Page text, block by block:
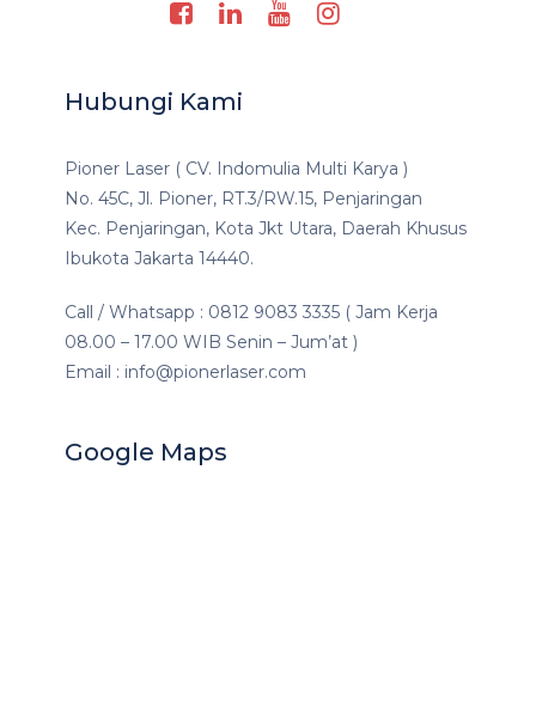
Hubungi Kami
Pioner Laser ( CV. Indomulia Multi Karya )
No. 45C, Jl. Pioner, RT.3/RW.15, Penjaringan
Kec. Penjaringan, Kota Jkt Utara, Daerah Khusus
Ibukota Jakarta 14440.
Call / Whatsapp : 0812 9083 3335 ( Jam Kerja
08.00 – 17.00 WIB Senin – Jum’at )
Email : info@pionerlaser.com
Google Maps